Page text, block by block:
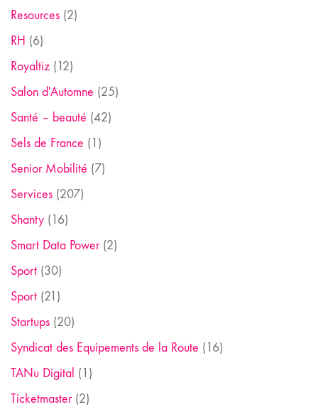
Resources (2)
RH (6)
Royaltiz (12)
Salon d'Automne (25)
Santé – beauté (42)
Sels de France (1)
Senior Mobilité (7)
Services (207)
Shanty (16)
Smart Data Power(2)
Sport (30)
Sport (21)
Startups (20)
Syndicat des Equipements de la Route (16)
TANu Digital (1)
Ticketmaster(2)